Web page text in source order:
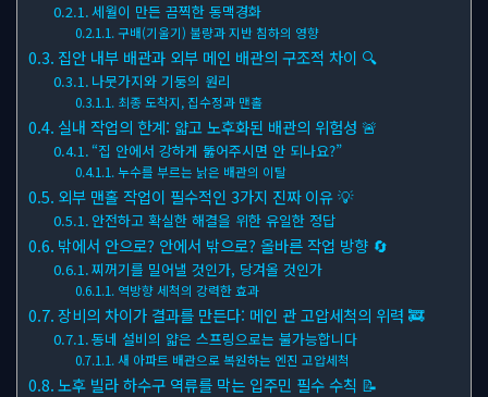
세월이 만든 끔찍한 동맥경화
구배(기울기) 불량과 지반 침하의 영향
집안 내부 배관과 외부 메인 배관의 구조적 차이 🔍
나뭇가지와 기둥의 원리
최종 도착지, 집수정과 맨홀
실내 작업의 한계: 얇고 노후화된 배관의 위험성 🚨
“집 안에서 강하게 뚫어주시면 안 되나요?”
누수를 부르는 낡은 배관의 이탈
외부 맨홀 작업이 필수적인 3가지 진짜 이유 💡
안전하고 확실한 해결을 위한 유일한 정답
밖에서 안으로? 안에서 밖으로? 올바른 작업 방향 🔄
찌꺼기를 밀어낼 것인가, 당겨올 것인가
역방향 세척의 강력한 효과
장비의 차이가 결과를 만든다: 메인 관 고압세척의 위력 🚒
동네 설비의 얇은 스프링으로는 불가능합니다
새 아파트 배관으로 복원하는 엔진 고압세척
노후 빌라 하수구 역류를 막는 입주민 필수 수칙 📝